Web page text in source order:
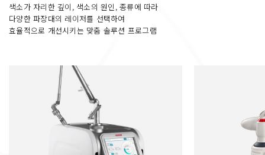
색소가 자리한 깊이, 색소의 원인, 종류에 따라
다양한 파장대의 레이저를 선택하여
효율적으로 개선시키는 맞춤 솔루션 프로그램